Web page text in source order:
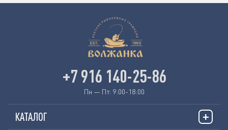
КАТАЛОГ
+7 916 140-25-86
Пн — Пт: 9:00-18:00